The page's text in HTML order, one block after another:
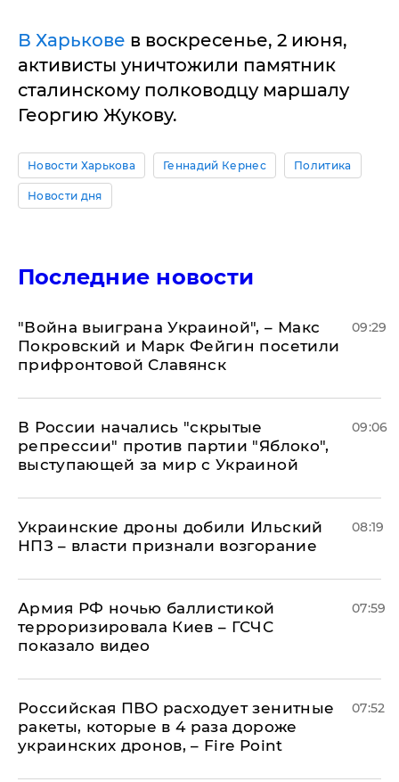
В Харькове в воскресенье, 2 июня,
активисты уничтожили памятник
сталинскому полководцу маршалу
Георгию Жукову.
Новости Харькова Геннадий Кернес Политика
Новости дня
Последние новости
"Война выиграна Украиной", – Макс
Покровский и Марк Фейгин посетили
прифронтовой Славянск
09:29
В России начались "скрытые
репрессии" против партии "Яблоко",
выступающей за мир с Украиной
09:06
Украинские дроны добили Ильский
НПЗ – власти признали возгорание
08:19
Армия РФ ночью баллистикой
терроризировала Киев – ГСЧС
показало видео
07:59
Российская ПВО расходует зенитные
ракеты, которые в 4 раза дороже
украинских дронов, – Fire Point
07:52